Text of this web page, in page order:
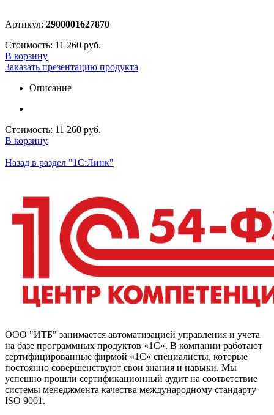
Артикул: 2900001627870
Стоимость: 11 260 руб.
В корзину
Заказать презентацию продукта
Описание
Стоимость: 11 260 руб.
В корзину
Назад в раздел "1С:Линк"
ООО "ИТБ" занимается автоматизацией управления и учета
на базе программных продуктов «1С». В компании работают
сертифицированные фирмой «1С» специалисты, которые
постоянно совершенствуют свои знания и навыки. Мы
успешно прошли сертификационный аудит на соответствие
системы менеджмента качества международному стандарту
ISO 9001.